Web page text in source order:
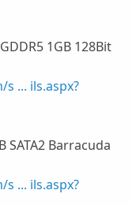
1GB 128Bit
... ils.aspx?
SATA2 Barracuda
... ils.aspx?